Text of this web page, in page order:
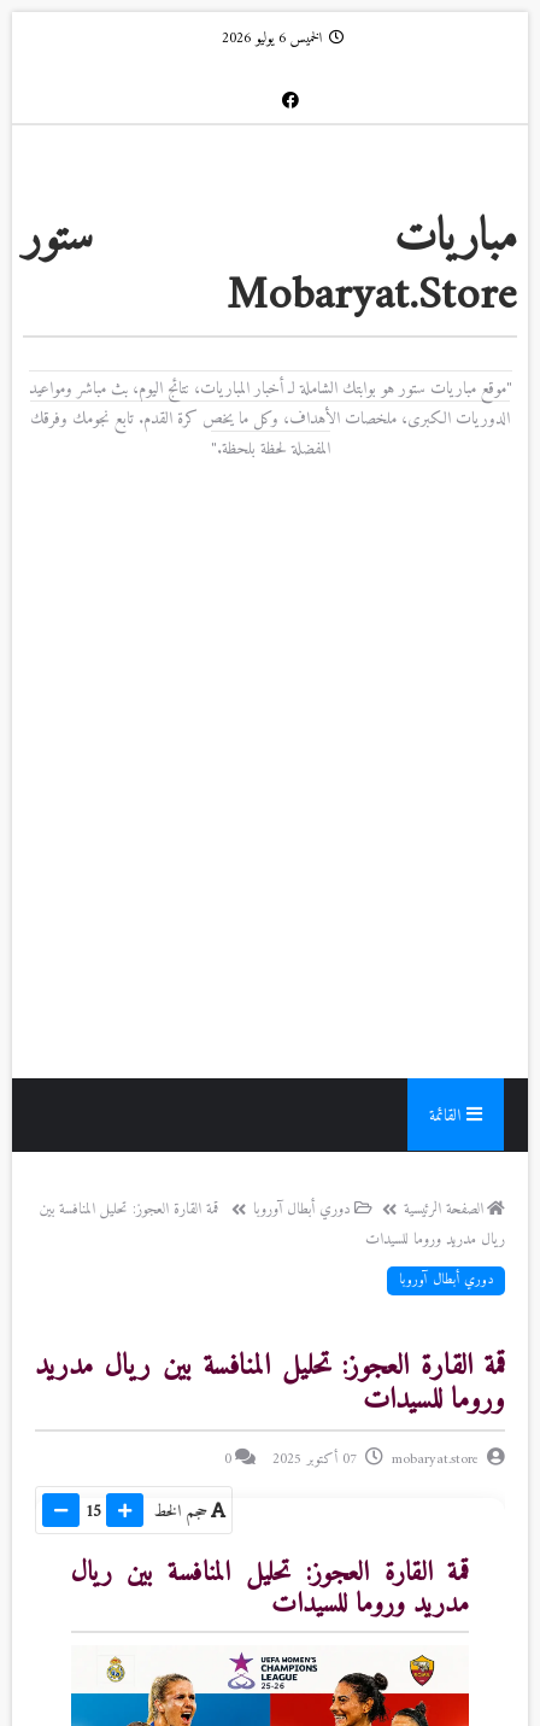
الخميس 6 يوليو 2026
مباريات ستور
Mobaryat.Store
"موقع مباريات ستور هو بوابتك الشاملة لـ أخبار المباريات، نتائج اليوم، بث مباشر ومواعيد
الدوريات الكبرى، ملخصات الأهداف، وكل ما يخص كرة القدم. تابع نجومك وفرقك
المفضلة لحظة بلحظة."
القائمة
الصفحة الرئيسية دوري أبطال آوروبا
قمة القارة العجوز: تحليل المنافسة بين
ريال مدريد وروما للسيدات
دوري أبطال آوروبا
قمة القارة العجوز: تحليل المنافسة بين ريال مدريد
وروما للسيدات
mobaryat.store
0
حجم الخط 15
قمة القارة العجوز: تحليل المنافسة بين ريال
مدريد وروما للسيدات